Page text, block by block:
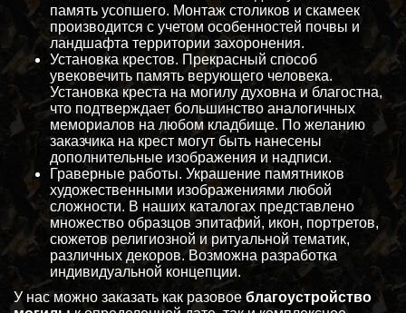
память усопшего. Монтаж столиков и скамеек
производится с учетом особенностей почвы и
ландшафта территории захоронения.
Установка крестов. Прекрасный способ
увековечить память верующего человека.
Установка креста на могилу духовна и благостна,
что подтверждает большинство аналогичных
мемориалов на любом кладбище. По желанию
заказчика на крест могут быть нанесены
дополнительные изображения и надписи.
Граверные работы. Украшение памятников
художественными изображениями любой
сложности. В наших каталогах представлено
множество образцов эпитафий, икон, портретов,
сюжетов религиозной и ритуальной тематик,
различных декоров. Возможна разработка
индивидуальной концепции.
У нас можно заказать как разовое благоустройство